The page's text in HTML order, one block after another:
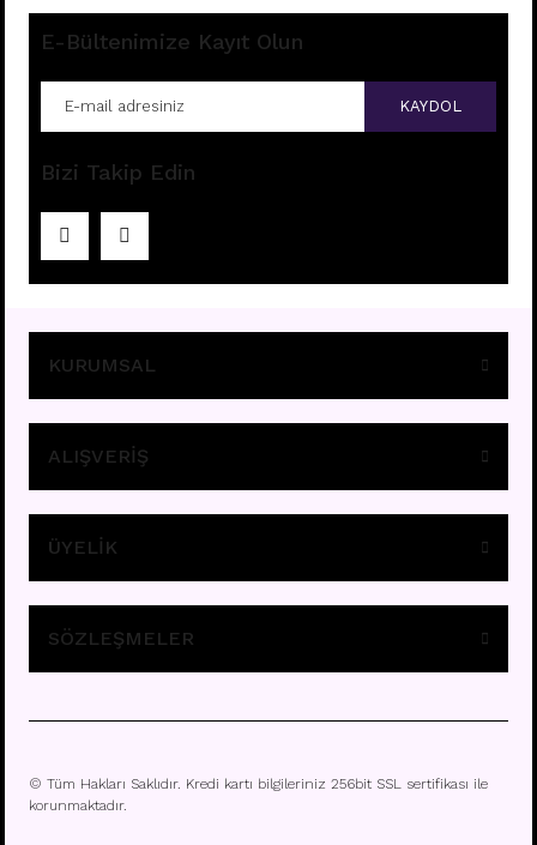
Fiyatları görebilmek içinüye girişi yapınız.
E-Bültenimize Kayıt Olun
KAYDOL
Bizi Takip Edin
KURUMSAL
ALIŞVERİŞ
ÜYELİK
SÖZLEŞMELER
© Tüm Hakları Saklıdır. Kredi kartı bilgileriniz 256bit SSL sertifikası ile
korunmaktadır.